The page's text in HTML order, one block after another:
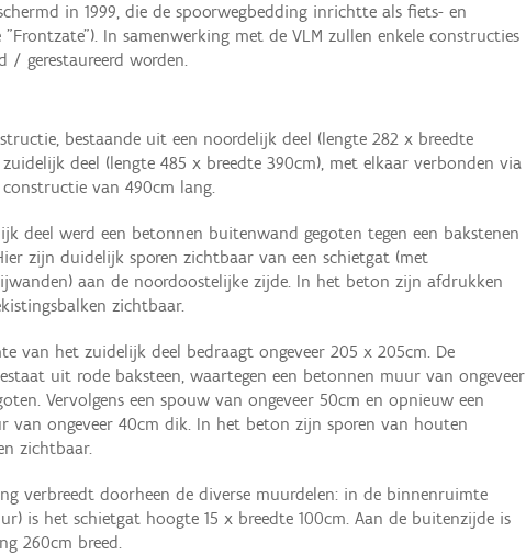
in 1999, die de spoorwegbedding inrichtte als fiets- en
In samenwerking met de VLM zullen enkele constructies
/ gerestaureerd worden.
bestaande uit een noordelijk deel (lengte 282 x breedte
zuidelijk deel (lengte 485 x breedte 390cm), met elkaar verbonden via
constructie van 490cm lang.
deel werd een betonnen buitenwand gegoten tegen een bakstenen
zijn duidelijk sporen zichtbaar van een schietgat (met
aan de noordoostelijke zijde. In het beton zijn afdrukken
zichtbaar.
van het zuidelijk deel bedraagt ongeveer 205 x 205cm. De
uit rode baksteen, waartegen een betonnen muur van ongeveer
Vervolgens een spouw van ongeveer 50cm en opnieuw een
van ongeveer 40cm dik. In het beton zijn sporen van houten
zichtbaar.
verbreedt doorheen de diverse muurdelen: in de binnenruimte
is het schietgat hoogte 15 x breedte 100cm. Aan de buitenzijde is
260cm breed.